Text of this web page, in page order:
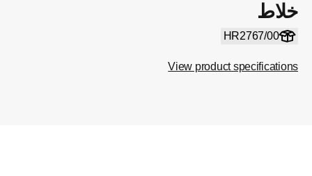
خلاط
HR2767/00
View product specifications